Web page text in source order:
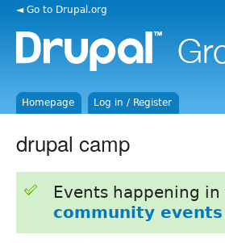
◄ Go to Drupal.org
Homepage Log in / Register
drupal camp
Events happening
community events